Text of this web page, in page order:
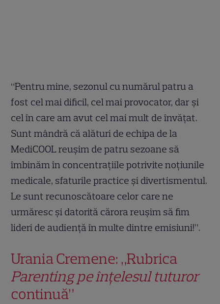
“Pentru mine, sezonul cu numărul patru a
fost cel mai dificil, cel mai provocator, dar şi
cel în care am avut cel mai mult de învăţat.
Sunt mândră că alături de echipa de la
MediCOOL reuşim de patru sezoane să
îmbinăm în concentraţiile potrivite noţiunile
medicale, sfaturile practice şi divertismentul.
Le sunt recunoscătoare celor care ne
urmăresc şi datorită cărora reuşim să fim
lideri de audienţă în multe dintre emisiuni!”.
Urania Cremene: „Rubrica
Parenting pe înțelesul tuturor
continuă”